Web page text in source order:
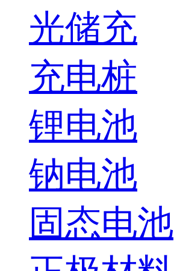
光储充
充电桩
锂电池
钠电池
固态电池